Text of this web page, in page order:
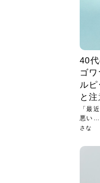
40
ゴ
ル
と
「最
悪い…
くす...
さな